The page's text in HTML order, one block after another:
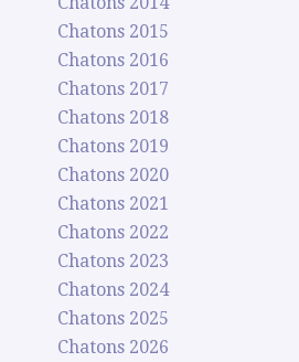
Chatons 2015
Chatons 2016
Chatons 2017
Chatons 2018
Chatons 2019
Chatons 2020
Chatons 2021
Chatons 2022
Chatons 2023
Chatons 2024
Chatons 2025
Chatons 2026